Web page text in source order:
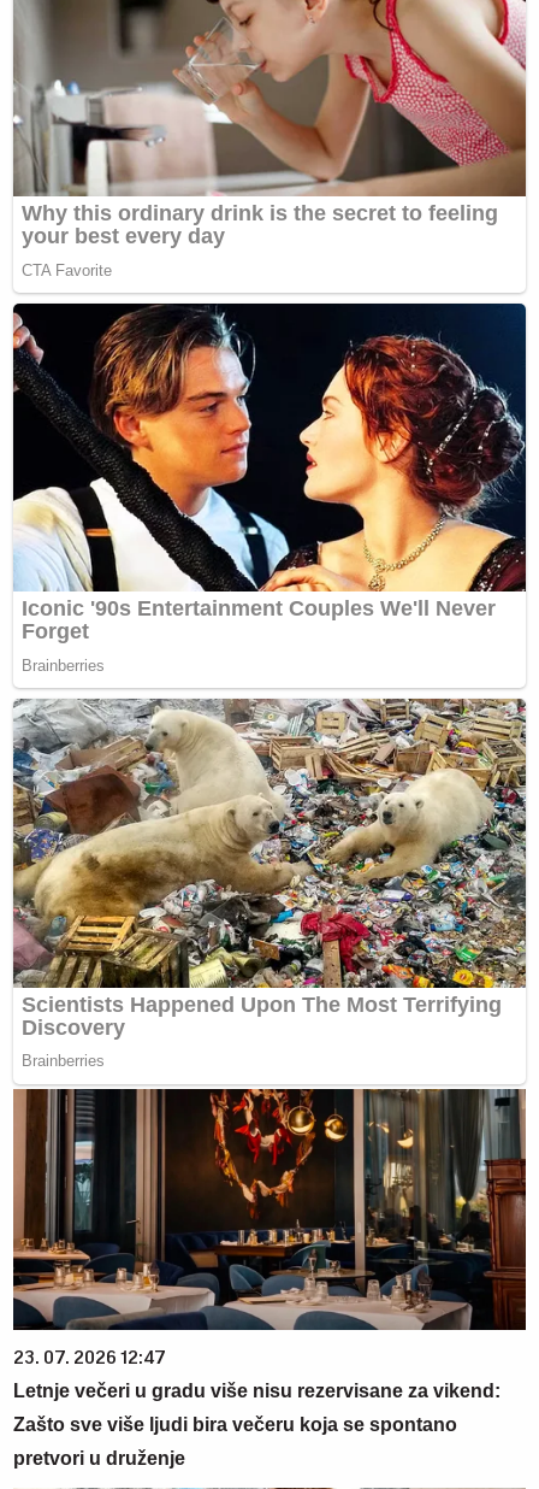
23. 07. 2026 12:47
Letnje večeri u gradu više nisu rezervisane za vikend:
Zašto sve više ljudi bira večeru koja se spontano
pretvori u druženje